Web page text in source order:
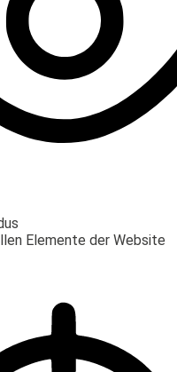
Elemente der Website